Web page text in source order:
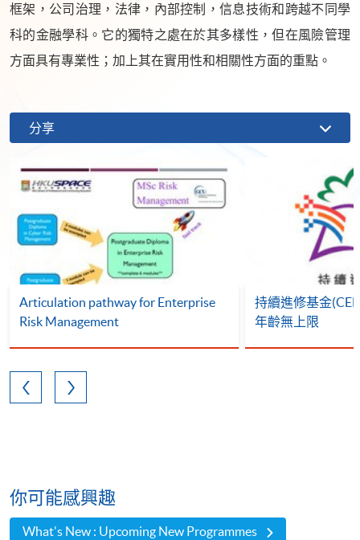
框架，公司治理，法律，內部控制，信息技術和跨越不同學
科的金融學科。它的獨特之處在於其多樣性，但在風險管理
方面具有專業性；加上其在實用性和相關性方面的重點。
分享
Articulation pathway for Enterprise
Risk Management
持續進修基金
年齡無上限
你可能感興趣
What's New : Upcoming New Programmes